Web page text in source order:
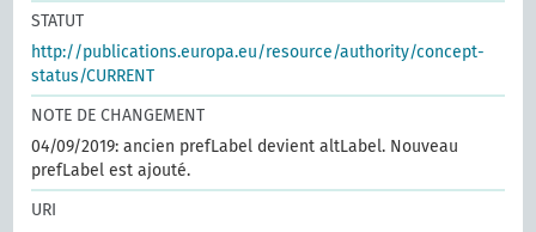
STATUT
http://publications.europa.eu/resource/authority/concept-
status/CURRENT
NOTE DE CHANGEMENT
04/09/2019: ancien prefLabel devient altLabel. Nouveau
prefLabel est ajouté.
URI